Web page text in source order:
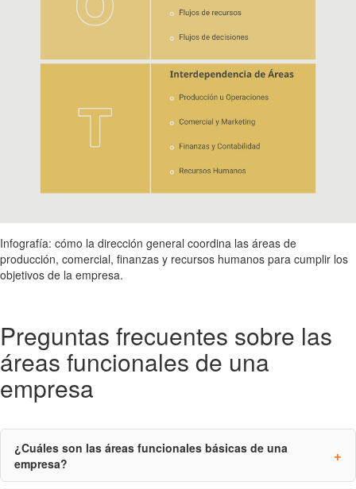
Infografía: cómo la dirección general coordina las áreas de
producción, comercial, finanzas y recursos humanos para cumplir los
objetivos de la empresa.
Preguntas frecuentes sobre las
áreas funcionales de una
empresa
¿Cuáles son las áreas funcionales básicas de una
empresa?